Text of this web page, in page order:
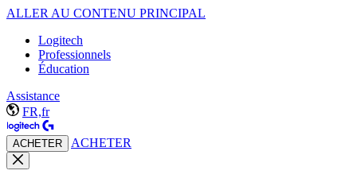
ALLER AU CONTENU PRINCIPAL
Logitech
Professionnels
Éducation
Assistance
FR,fr
ACHETER ACHETER